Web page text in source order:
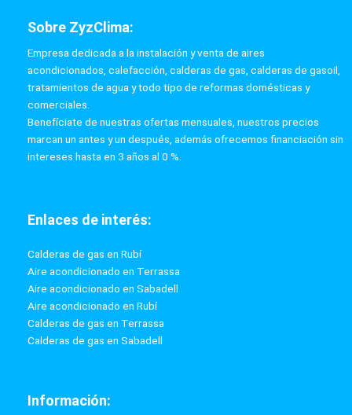
Sobre ZyzClima:
Empresa dedicada a la instalación y venta de aires
acondicionados, calefacción, calderas de gas, calderas de gasoil,
tratamientos de agua y todo tipo de reformas domésticas y
comerciales.
Benefíciate de nuestras ofertas mensuales, nuestros precios
marcan un antes y un después, además ofrecemos financiación sin
intereses hasta en 3 años al 0 %.
Enlaces de interés:
Calderas de gas en Rubí
Aire acondicionado en Terrassa
Aire acondicionado en Sabadell
Aire acondicionado en Rubí
Calderas de gas en Terrassa
Calderas de gas en Sabadell
Información: